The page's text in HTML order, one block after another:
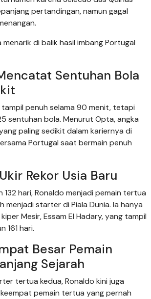
pertandingan, namun gagal
di balik hasil imbang Portugal
Sentuhan Bola
penuh selama 90 menit, tetapi
sentuhan bola. Menurut Opta, angka
paling sedikit dalam kariernya di
Portugal saat bermain penuh
Rekor Usia Baru
132 hari, Ronaldo menjadi pemain tertua
menjadi starter di Piala Dunia. Ia hanya
Mesir, Essam El Hadary, yang tampil
161 hari.
Besar Pemain
Sejarah
tertua kedua, Ronaldo kini juga
pemain tertua yang pernah